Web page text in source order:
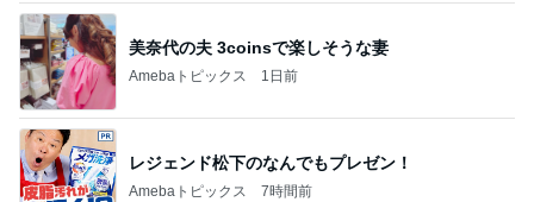
美奈代の夫 3coinsで楽しそうな妻
Amebaトピックス 1日前
レジェンド松下のなんでもプレゼン！
Amebaトピックス 7時間前